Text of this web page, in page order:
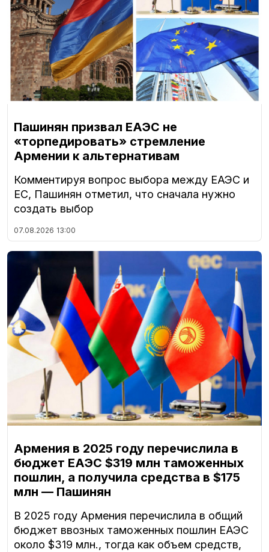
Пашинян призвал ЕАЭС не
«торпедировать» стремление
Армении к альтернативам
Комментируя вопрос выбора между ЕАЭС и
ЕС, Пашинян отметил, что сначала нужно
создать выбор
07.08.2026 13:00
Армения в 2025 году перечислила в
бюджет ЕАЭС $319 млн таможенных
пошлин, а получила средства в $175
млн — Пашинян
В 2025 году Армения перечислила в общий
бюджет ввозных таможенных пошлин ЕАЭС
около $319 млн., тогда как объем средств,